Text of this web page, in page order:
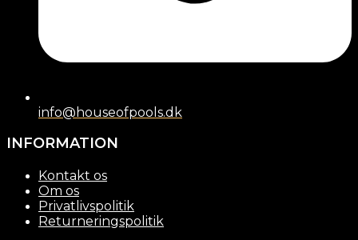
info@houseofpools.dk
INFORMATION
Kontakt os
Om os
Privatlivspolitik
Returneringspolitik